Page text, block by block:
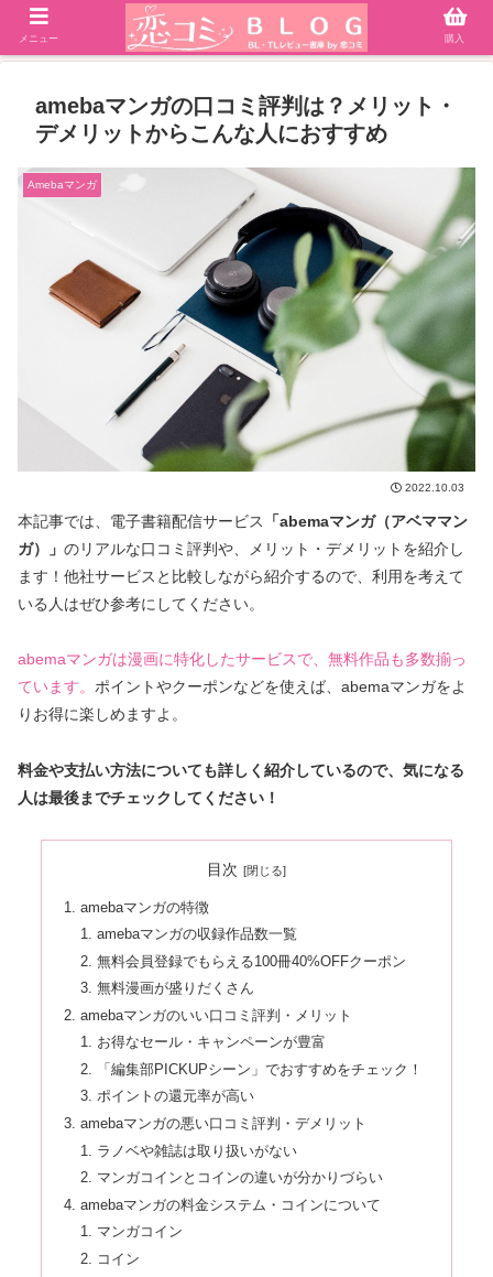
amebaマンガの口コミ評判は？メリット・
デメリットからこんな人におすすめ
Amebaマンガ
2022.10.03
本記事では、電子書籍配信サービス
「abemaマンガ（アベママン
ガ）」 のリアルな口コミ評判や、メリット・デメリットを紹介し
ます！他社サービスと比較しながら紹介するので、利用を考えて
いる人はぜひ参考にしてください。
abemaマンガは漫画に特化したサービスで、無料作品も多数揃っ
ています。 ポイントやクーポンなどを使えば、abemaマンガをよ
りお得に楽しめますよ。
料金や支払い方法についても詳しく紹介しているので、気になる
人は最後までチェックしてください！
目次
amebaマンガの特徴
amebaマンガの収録作品数一覧
無料会員登録でもらえる100冊40%OFFクーポン
無料漫画が盛りだくさん
amebaマンガのいい口コミ評判・メリット
お得なセール・キャンペーンが豊富
「編集部PICKUPシーン」でおすすめをチェック！
ポイントの還元率が高い
amebaマンガの悪い口コミ評判・デメリット
ラノベや雑誌は取り扱いがない
マンガコインとコインの違いが分かりづらい
amebaマンガの料金システム・コインについて
マンガコイン
コイン
メニュー 購入